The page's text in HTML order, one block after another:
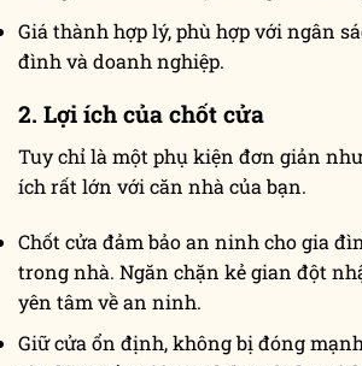
Giá thành hợp lý, phù hợp với ngân
đình và doanh nghiệp.
2. Lợi ích của chốt cửa
Tuy chỉ là một phụ kiện đơn giản
ích rất lớn với căn nhà của bạn.
Chốt cửa đảm bảo an ninh cho gia
trong nhà. Ngăn chặn kẻ gian đột
yên tâm về an ninh.
Giữ cửa ổn định, không bị đóng